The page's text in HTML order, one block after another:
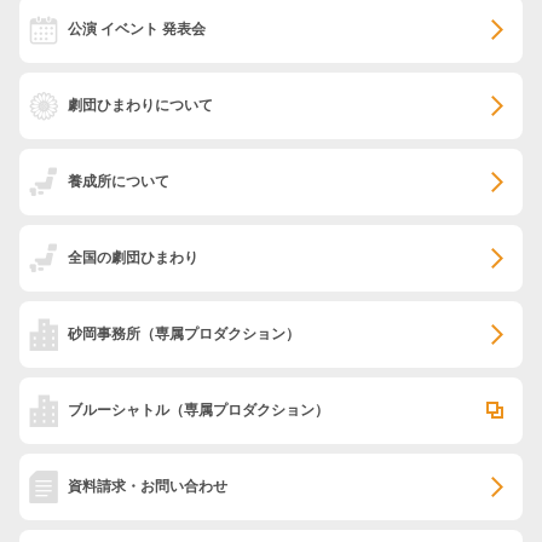
公演 イベント 発表会
劇団ひまわりについて
養成所について
全国の劇団ひまわり
砂岡事務所 （専属プロダクション）
ブルーシャトル（専属プロダクション）
資料請求・お問い合わせ